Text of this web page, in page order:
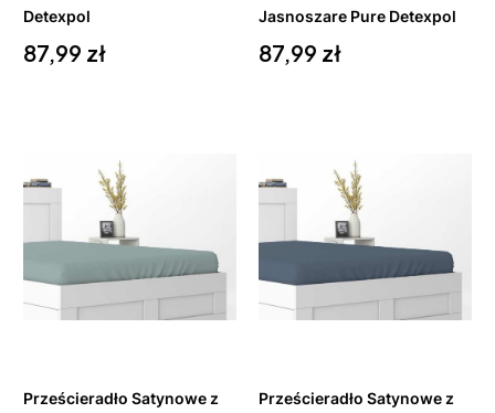
Detexpol
Cena
87,99 zł
Jasnoszare Pure Detexpol
Cena
87,99 zł
Do
Prześcieradło Satynowe z
Do
Prześcieradło Satynowe z